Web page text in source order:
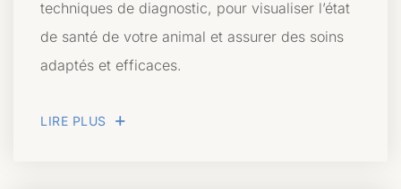
techniques de diagnostic, pour visualiser l’état
de santé de votre animal et assurer des soins
adaptés et efficaces.
LIRE PLUS